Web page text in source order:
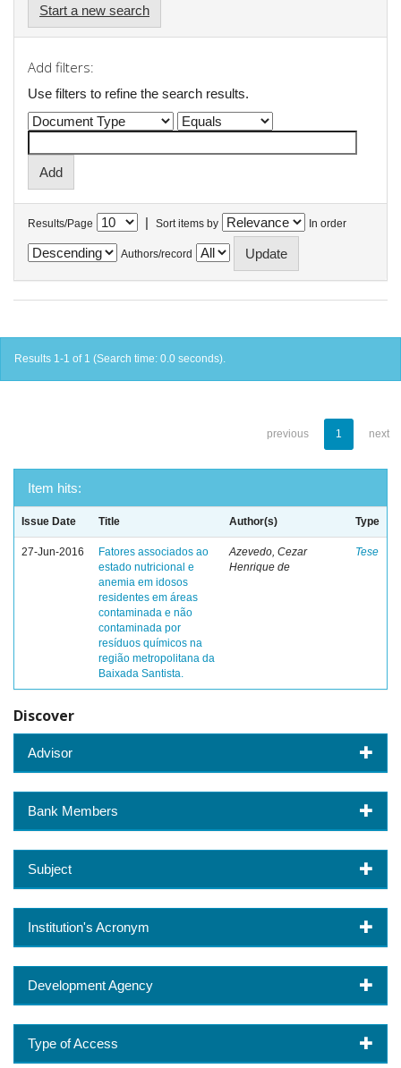
Start a new search
Add filters:
Use filters to refine the search results.
Results/Page | Sort items by In order
Authors/record
Results 1-1 of 1 (Search time: 0.0 seconds).
previous 1 next
Item hits:
Issue Date Title Author(s) Type
27-Jun-2016
Fatores associados ao
estado nutricional e
anemia em idosos
residentes em áreas
contaminada e não
contaminada por
resíduos químicos na
região metropolitana da
Baixada Santista.
Azevedo, Cezar
Henrique de
Tese
Discover
Advisor
Bank Members
Subject
Institution's Acronym
Development Agency
Type of Access